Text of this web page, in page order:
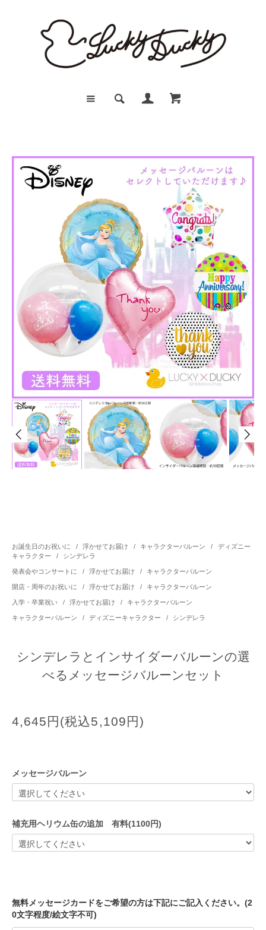
お誕生日のお祝いに / 浮かせてお届け / キャラクターバルーン /
ディズニー
キャラクター
/ シンデレラ
発表会やコンサートに / 浮かせてお届け / キャラクターバルーン
開店・周年のお祝いに / 浮かせてお届け / キャラクターバルーン
入学・卒業祝い / 浮かせてお届け / キャラクターバルーン
キャラクターバルーン / ディズニーキャラクター / シンデレラ
シンデレラとインサイダーバルーンの選
べるメッセージバルーンセット
4,645円(税込5,109円)
メッセージバルーン
補充用ヘリウム缶の追加 有料(1100円)
無料メッセージカードをご希望の方は下記にご記入ください。(2
0文字程度/絵文字不可)